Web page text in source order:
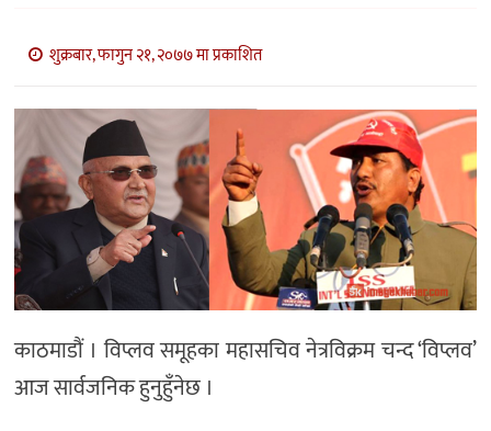
बाणिज्य
भिडियो
सिफारिस
शुक्रबार, फागुन २१, २०७७ मा प्रकाशित
काठमाडौं । विप्लव समूहका महासचिव नेत्रविक्रम चन्द ‘विप्लव’
आज सार्वजनिक हुनुहुँनेछ ।